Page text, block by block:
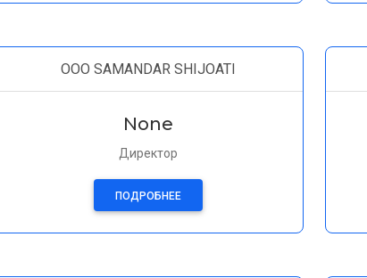
OOO SAMANDAR SHIJOATI
None
Директор
ПОДРОБНЕЕ